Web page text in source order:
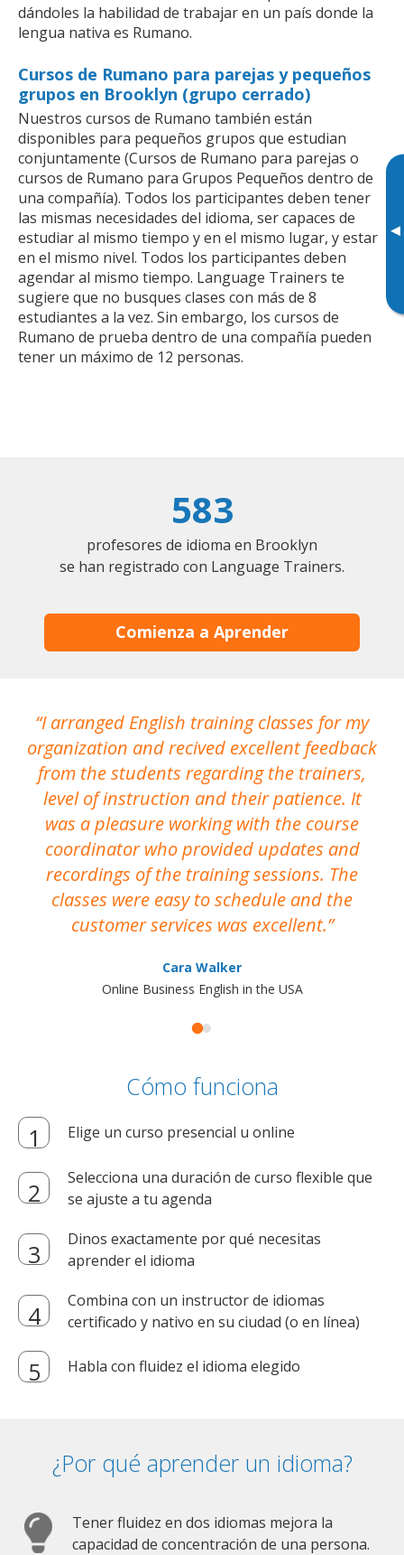
▸
dándoles la habilidad de trabajar en un país donde la
lengua nativa es Rumano.
Cursos de Rumano para parejas y pequeños
grupos en Brooklyn (grupo cerrado)
Nuestros cursos de Rumano también están
disponibles para pequeños grupos que estudian
conjuntamente (Cursos de Rumano para parejas o
cursos de Rumano para Grupos Pequeños dentro de
una compañía). Todos los participantes deben tener
las mismas necesidades del idioma, ser capaces de
estudiar al mismo tiempo y en el mismo lugar, y estar
en el mismo nivel. Todos los participantes deben
agendar al mismo tiempo. Language Trainers te
sugiere que no busques clases con más de 8
estudiantes a la vez. Sin embargo, los cursos de
Rumano de prueba dentro de una compañía pueden
tener un máximo de 12 personas.
583
profesores de idioma en Brooklyn
se han registrado con Language Trainers.
Comienza a Aprender
I arranged English training classes for my
organization and recived excellent feedback
from the students regarding the trainers,
level of instruction and their patience. It
was a pleasure working with the course
coordinator who provided updates and
recordings of the training sessions. The
classes were easy to schedule and the
customer services was excellent.
Cara Walker
Online Business English in the USA
Cómo funciona
Elige un curso presencial u online
Selecciona una duración de curso flexible que
se ajuste a tu agenda
Dinos exactamente por qué necesitas
aprender el idioma
Combina con un instructor de idiomas
certificado y nativo en su ciudad (o en línea)
Habla con fluidez el idioma elegido
¿Por qué aprender un idioma?
Tener fluidez en dos idiomas mejora la
capacidad de concentración de una persona.